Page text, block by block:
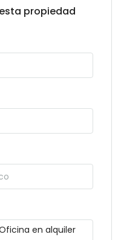
propiedad